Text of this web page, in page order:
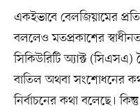
একইভাবে বেলজিয়ামের
বললেও মতপ্রকাশের
সিকিউরিটি অ্যাক্ট
বাতিল অথবা সংশোধনের
নির্বাচনের কথা বলেছে।